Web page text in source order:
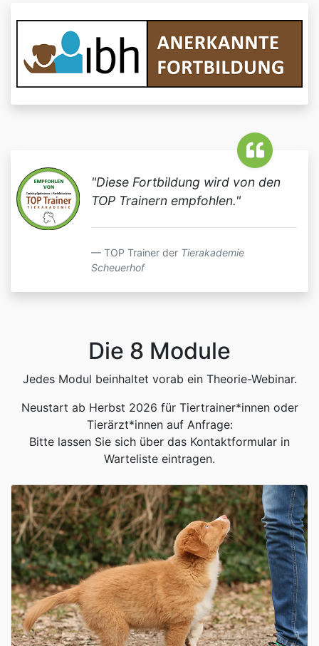
"Diese Fortbildung wird von den
TOP Trainern empfohlen."
TOP Trainer der Tierakademie
Scheuerhof
Die 8 Module
Jedes Modul beinhaltet vorab ein Theorie-Webinar.
Neustart ab Herbst 2026 für Tiertrainer*innen oder
Tierärzt*innen auf Anfrage:
Bitte lassen Sie sich über das Kontaktformular in
Warteliste eintragen.